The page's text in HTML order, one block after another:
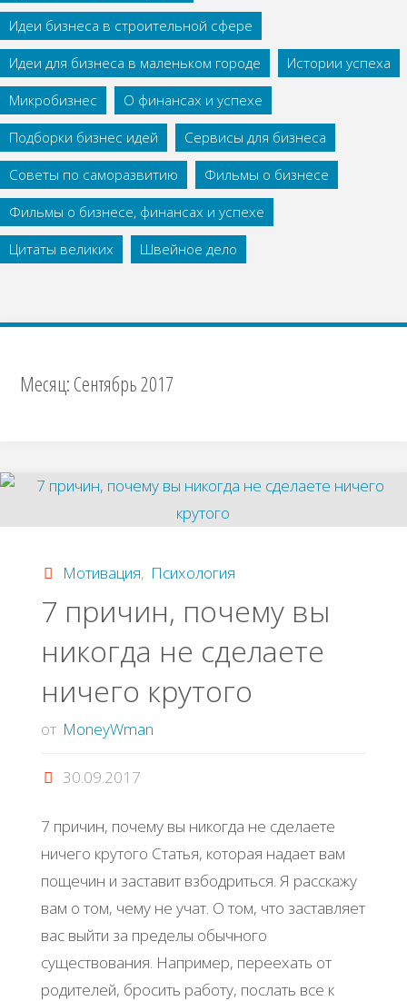
Идеи бизнеса в строительной сфере
Идеи для бизнеса в маленьком городе
Истории успеха
Микробизнес
О финансах и успехе
Подборки бизнес идей
Сервисы для бизнеса
Советы по саморазвитию
Фильмы о бизнесе
Фильмы о бизнесе, финансах и успехе
Цитаты великих
Швейное дело
Месяц:Сентябрь 2017
Мотивация, Психология
7 причин, почему вы
никогда не сделаете
ничего крутого
от MoneyWman
30.09.2017
7 причин, почему вы никогда не сделаете
ничего крутого Статья, которая надает вам
пощечин и заставит взбодриться. Я расскажу
вам о том, чему не учат. О том, что заставляет
вас выйти за пределы обычного
существования. Например, переехать от
родителей, бросить работу, послать все к